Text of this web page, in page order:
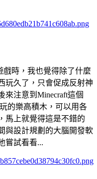
戲時，我也覺得除了什麼
玩久了，只會促成反射神
來注意到Minecraft這個
的樂高積木，可以用各
馬上就覺得這是不錯的
與設計規劃的大腦開發軟
嘗試看看...